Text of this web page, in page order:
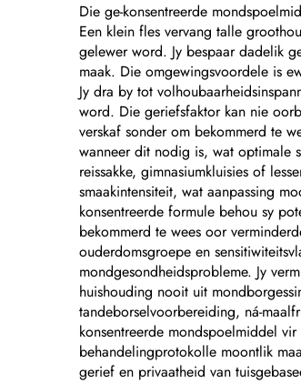
Die ge-konsentreerde
Een klein fles vervang talle
gelewer word. Jy bespaar dadelik
maak. Die omgewingsvoordele is
Jy dra by tot
word. Die geriefsfaktor kan nie
verskaf sonder om bekommerd te
wanneer dit nodig is, wat optimale
reissakke, gimnasiumkluisies of
smaakintensiteit, wat aanpassing
konsentreerde formule behou sy
bekommerd te wees oor
ouderdomsgroepe en
mondgesondheidsprobleme. Jy
huishouding nooit uit
tandeborselvoorbereiding, ná-
konsentreerde mondspoelmiddel
behandelingprotokolle moontlik
gerief en privaatheid van